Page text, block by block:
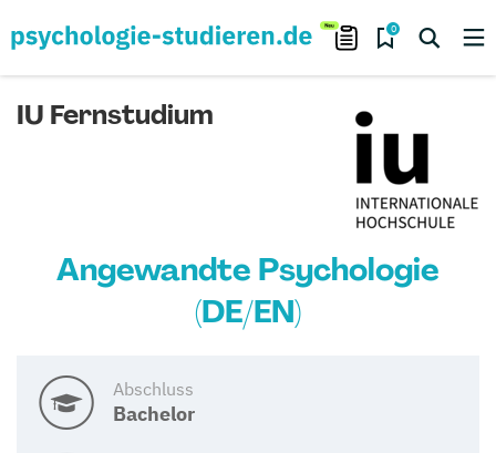
0
IU Fernstudium
Angewandte Psychologie
(DE/EN)
Abschluss
Bachelor